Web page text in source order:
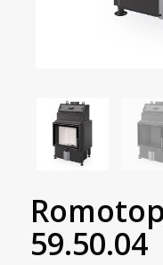
59.50.04